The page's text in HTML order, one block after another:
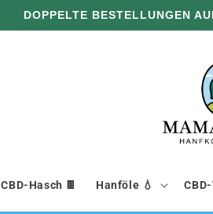
DOPPELTE BESTELLUNGEN
CBD-Hasch 🍫 Hanföle 💧